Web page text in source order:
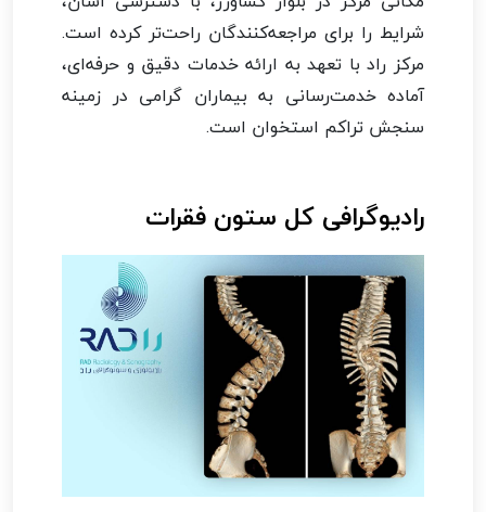
شرایط را برای مراجعه‌کنندگان راحت‌تر کرده است.
مرکز راد با تعهد به ارائه خدمات دقیق و حرفه‌ای،
آماده خدمت‌رسانی به بیماران گرامی در زمینه
سنجش تراکم استخوان است.
رادیوگرافی کل ستون فقرات